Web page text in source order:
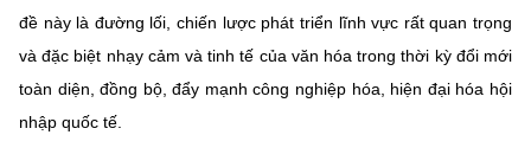
đề này là đường lối, chiến lược phát triển lĩnh vực rất quan trọng
và đặc biệt nhạy cảm và tinh tế của văn hóa trong thời kỳ đổi mới
toàn diện, đồng bộ, đẩy mạnh công nghiệp hóa, hiện đại hóa hội
nhập quốc tế.